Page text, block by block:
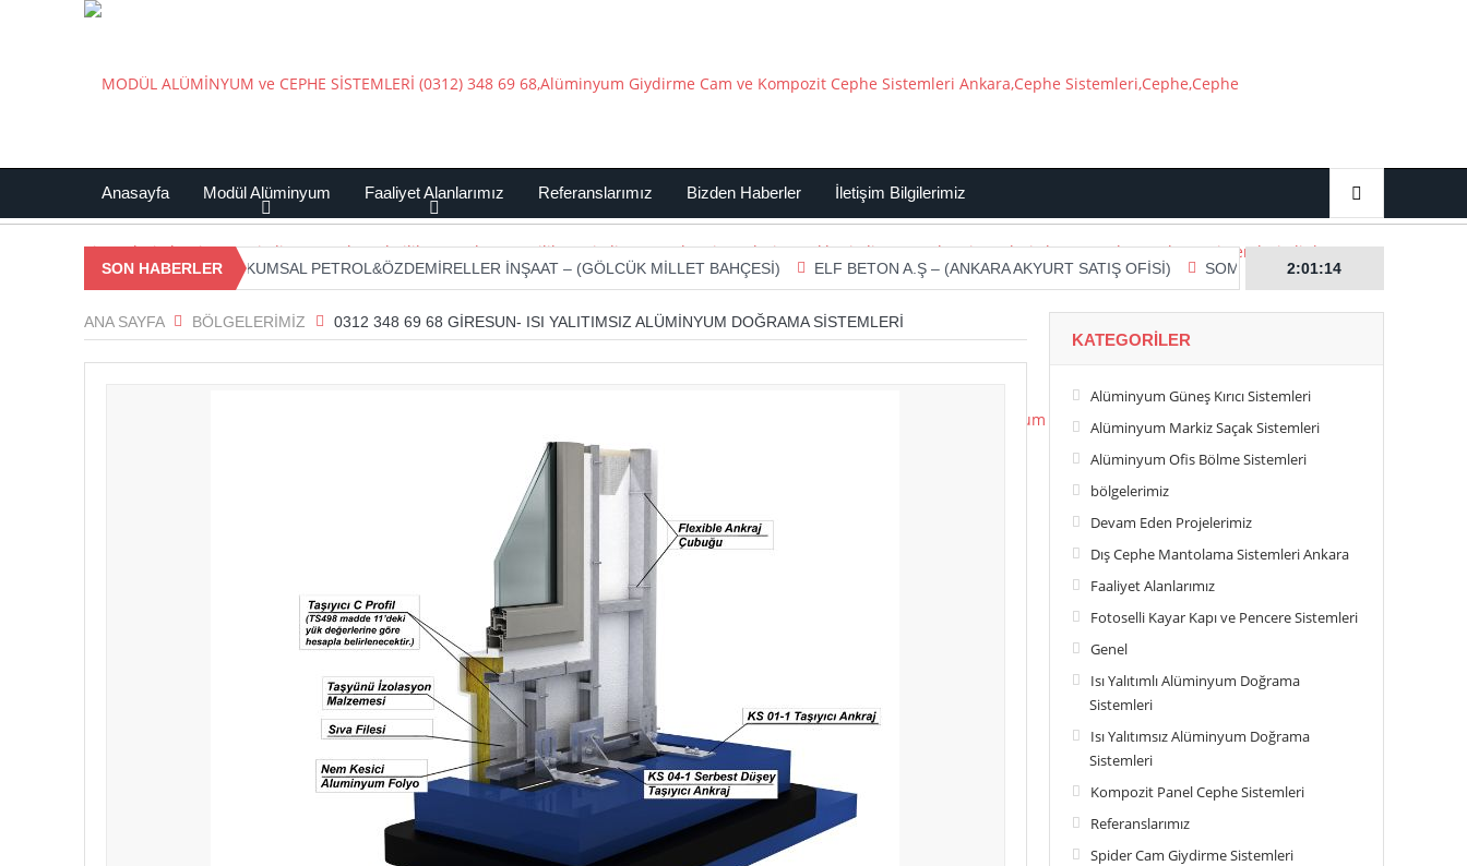
Anasayfa Modül Alüminyum Faaliyet Alanlarımız Referanslarımız Bizden Haberler İletişim Bilgilerimiz
SON HABERLER
ATATÜRK STADI) KUMSAL PETROL&ÖZDEMİRELLER İNŞAAT – (GÖLCÜK MİLLET BAHÇESİ) ELF BETON A.Ş – (ANKARA AKYURT SATIŞ OFİSİ) SOMALİ (HARGEİSA) ISUZU SATIŞ MERKEZİ
2:01:15
ANA SAYFA BÖLGELERIMIZ 0312 348 69 68 GIRESUN- ISI YALITIMSIZ ALÜMINYUM DOĞRAMA SISTEMLERI
KATEGORILER
Alüminyum Güneş Kırıcı Sistemleri
Alüminyum Markiz Saçak Sistemleri
Alüminyum Ofis Bölme Sistemleri
bölgelerimiz
Devam Eden Projelerimiz
Dış Cephe Mantolama Sistemleri Ankara
Faaliyet Alanlarımız
Fotoselli Kayar Kapı ve Pencere Sistemleri
Genel
Isı Yalıtımlı Alüminyum Doğrama
Sistemleri
Isı Yalıtımsız Alüminyum Doğrama
Sistemleri
Kompozit Panel Cephe Sistemleri
Referanslarımız
Spider Cam Giydirme Sistemleri